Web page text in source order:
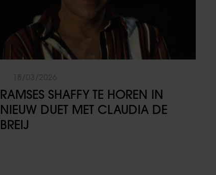
RAMSES SHAFFY TE HOREN IN
NIEUW DUET MET CLAUDIA DE
BREIJ